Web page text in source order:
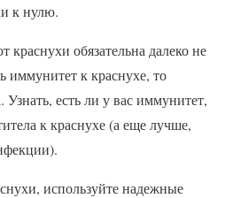
к нулю.
обязательна далеко не
иммунитет к краснухе, то
есть ли у вас иммунитет,
к краснухе (а еще лучше,
используйте надежные